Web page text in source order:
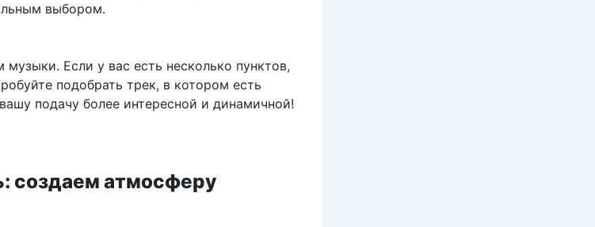
выбором.
Если у вас есть несколько пунктов,
подобрать трек, в котором есть
подачу более интересной и динамичной!
создаем атмосферу